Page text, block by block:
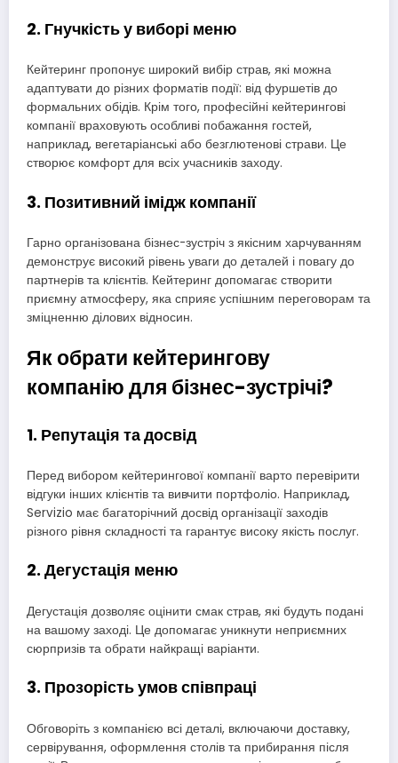
2. Гнучкість у виборі меню
Кейтеринг пропонує широкий вибір страв, які можна
адаптувати до різних форматів події: від фуршетів до
формальних обідів. Крім того, професійні кейтерингові
компанії враховують особливі побажання гостей,
наприклад, вегетаріанські або безглютенові страви. Це
створює комфорт для всіх учасників заходу.
3. Позитивний імідж компанії
Гарно організована бізнес-зустріч з якісним харчуванням
демонструє високий рівень уваги до деталей і повагу до
партнерів та клієнтів. Кейтеринг допомагає створити
приємну атмосферу, яка сприяє успішним переговорам та
зміцненню ділових відносин.
Як обрати кейтерингову
компанію для бізнес-зустрічі?
1. Репутація та досвід
Перед вибором кейтерингової компанії варто перевірити
відгуки інших клієнтів та вивчити портфоліо. Наприклад,
Servizio має багаторічний досвід організації заходів
різного рівня складності та гарантує високу якість послуг.
2. Дегустація меню
Дегустація дозволяє оцінити смак страв, які будуть подані
на вашому заході. Це допомагає уникнути неприємних
сюрпризів та обрати найкращі варіанти.
3. Прозорість умов співпраці
Обговоріть з компанією всі деталі, включаючи доставку,
сервірування, оформлення столів та прибирання після